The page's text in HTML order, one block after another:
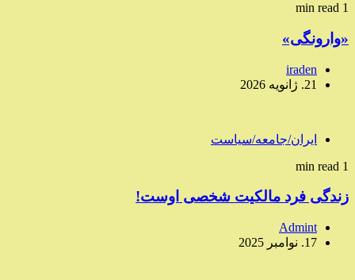
1 min read
«وارونگی»
iraden
21. ژانویه 2026
ایران/جامعه/سیاست
1 min read
زندگی فرد مالکیت شخصی اوست!
Admint
17. نوامبر 2025